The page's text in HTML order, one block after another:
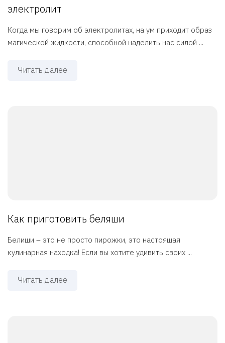
электролит
Когда мы говорим об электролитах, на ум приходит образ
магической жидкости, способной наделить нас силой ...
Читать далее
Как приготовить беляши
Белиши – это не просто пирожки, это настоящая
кулинарная находка! Если вы хотите удивить своих ...
Читать далее